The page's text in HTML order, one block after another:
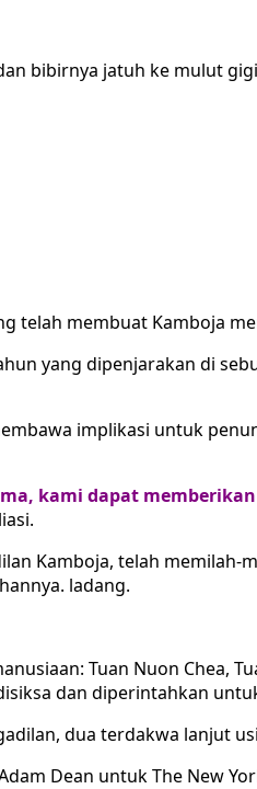
bibirnya jatuh ke mulut
telah membuat Kamboja
yang dipenjarakan di
implikasi untuk
kami dapat
Kamboja, telah
ladang.
Tuan Nuon Chea,
dan diperintahkan
dua terdakwa lanjut
Dean untuk The New